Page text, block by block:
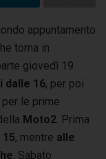
appuntamento
torna in
giovedì 19
dalle 16, per poi
le prime
Moto2. Prima
15, mentre alle
. Sabato